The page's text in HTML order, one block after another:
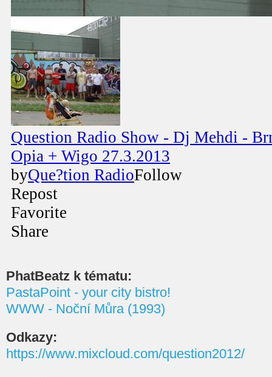
PhatBeatz k tématu:
PastaPoint - your city bistro!
WWW - Noční Můra (1993)
Odkazy:
https://www.mixcloud.com/question2012/